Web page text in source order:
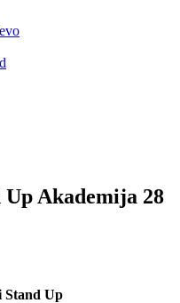
Akademija 28
Stand Up